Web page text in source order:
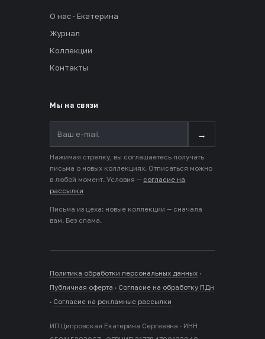
О нас · Екатерина
Журнал
Коллекции
Контакты
Мы на связи
→
Нажимая стрелку, вы соглашаетесь получать
письма о новых коллекциях. Отписаться можно
в любой момент. Условия — согласие на
рассылки
Письма из цеха: новые коллекции — сначала
вам. Без спама.
Политика обработки персональных данных ·
Публичная оферта · Согласие на обработку ПДн
· Согласие на рекламные рассылки
ИП Ципровская Екатерина Сергеевна · ИНН